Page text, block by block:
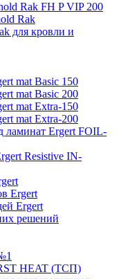
Rak FH P VIP 200
Rak
для кровли и
mat Basic 150
mat Basic 200
mat Extra-150
mat Extra-200
ламинат Ergert FOIL-
Resistive IN-
Ergert
Ergert
решений
HEAT (ТСП)